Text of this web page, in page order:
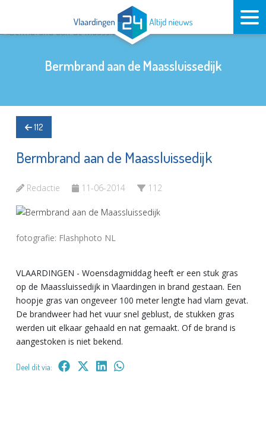
Bermbrand aan de Maassluissedijk
112
Bermbrand aan de Maassluissedijk
Redactie 11-06-2014 112
fotografie: Flashphoto NL
VLAARDINGEN - Woensdagmiddag heeft er een stuk gras
op de Maassluissedijk in Vlaardingen in brand gestaan. Een
hoopje gras van ongeveer 100 meter lengte had vlam gevat.
De brandweer had het vuur snel geblust, de stukken gras
werden uit elkaar gehaald en nat gemaakt. Of de brand is
aangestoken is niet bekend.
Deel dit via: